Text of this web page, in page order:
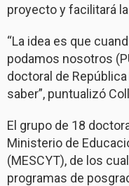
proyecto y facilitará
“La idea es que
podamos nosotros
doctoral de
saber”, puntualizó
El grupo de 18
Ministerio de
(MESCYT), de los
programas de